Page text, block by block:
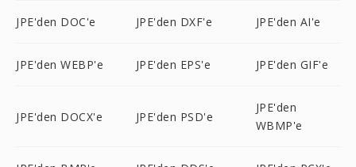
JPE'den DOC'e JPE'den DXF'e JPE'den AI'e
JPE'den WEBP'e JPE'den EPS'e JPE'den GIF'e
JPE'den DOCX'e JPE'den PSD'e
JPE'den
WBMP'e